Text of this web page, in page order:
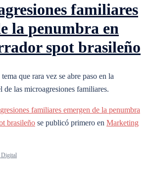
familiares
la penumbra en
spot brasileño
que rara vez se abre paso en la
de las microagresiones familiares.
familiares emergen de la penumbra
brasileño se publicó primero en Marketing